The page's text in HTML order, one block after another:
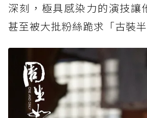
深刻，極具感染力的演技讓
甚至被大批粉絲跪求「古裝半